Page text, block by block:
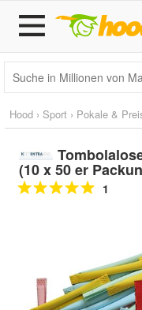
Hood › Sport › Pokale &
(10 x 50 er
1